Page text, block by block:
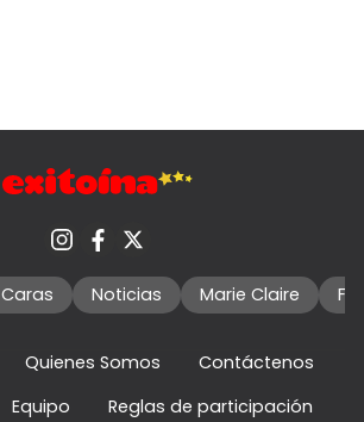
Caras Noticias Marie Claire
Quienes Somos
Contáctenos
Equipo Reglas de participación